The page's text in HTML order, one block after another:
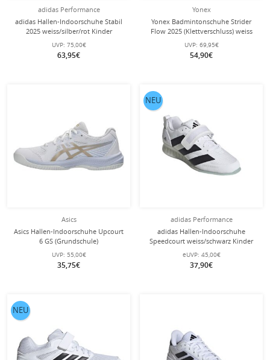
adidas Performance
adidas Hallen-Indoorschuhe Stabil
2025 weiss/silber/rot Kinder
UVP: 75,00€
63,95€
Yonex
Yonex Badmintonschuhe Strider
Flow 2025 (Klettverschluss) weiss
Kinder
UVP: 69,95€
54,90€
Asics
Asics Hallen-Indoorschuhe Upcourt
6 GS (Grundschule)
weiss/champagne Kinder
UVP: 55,00€
35,75€
adidas Performance
adidas Hallen-Indoorschuhe
Speedcourt weiss/schwarz Kinder
eUVP: 45,00€
37,90€
NEU
NEU